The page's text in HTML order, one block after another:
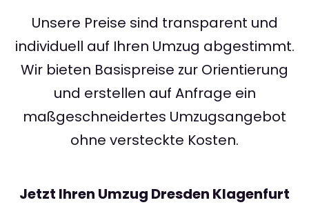
Unsere Preise sind transparent und
individuell auf Ihren Umzug abgestimmt.
Wir bieten Basispreise zur Orientierung
und erstellen auf Anfrage ein
maßgeschneidertes Umzugsangebot
ohne versteckte Kosten.
Jetzt Ihren Umzug Dresden Klagenfurt